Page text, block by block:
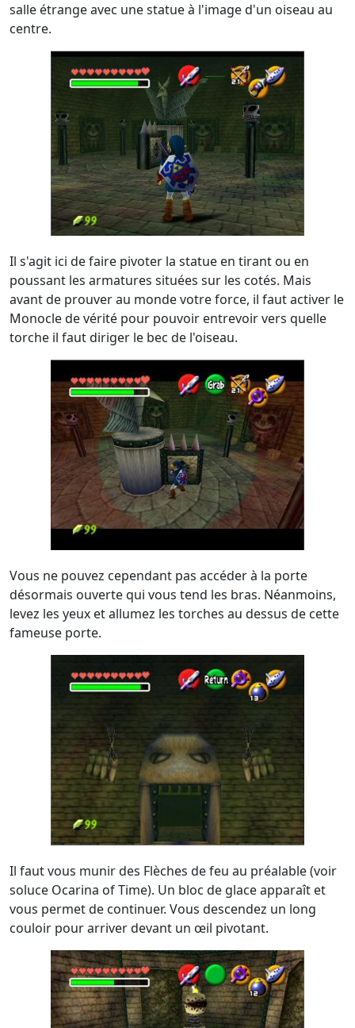
salle étrange avec une statue à l'image d'un oiseau au
centre.
Il s'agit ici de faire pivoter la statue en tirant ou en
poussant les armatures situées sur les cotés. Mais
avant de prouver au monde votre force, il faut activer le
Monocle de vérité pour pouvoir entrevoir vers quelle
torche il faut diriger le bec de l'oiseau.
Vous ne pouvez cependant pas accéder à la porte
désormais ouverte qui vous tend les bras. Néanmoins,
levez les yeux et allumez les torches au dessus de cette
fameuse porte.
Il faut vous munir des Flèches de feu au préalable (voir
soluce Ocarina of Time). Un bloc de glace apparaît et
vous permet de continuer. Vous descendez un long
couloir pour arriver devant un œil pivotant.